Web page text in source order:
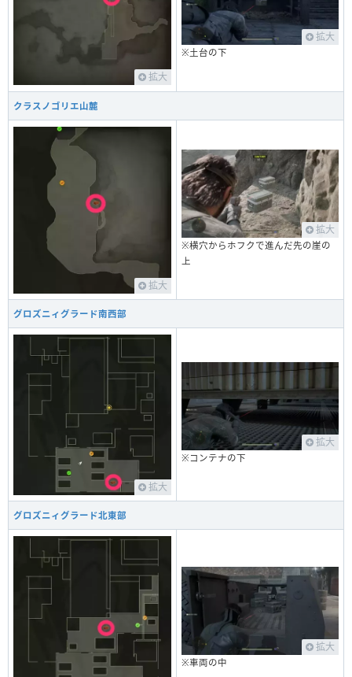
拡大
拡大
※土台の下
クラスノゴリエ山麓
拡大
拡大
※横穴からホフクで進んだ先の崖の
上
グロズニィグラード南西部
拡大
拡大
※コンテナの下
グロズニィグラード北東部
拡大
※車両の中